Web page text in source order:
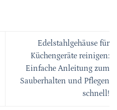
Edelstahlgehäuse für
Küchengeräte reinigen:
Einfache Anleitung zum
Sauberhalten und Pflegen
schnell!